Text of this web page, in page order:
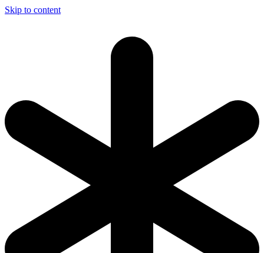
Skip to content